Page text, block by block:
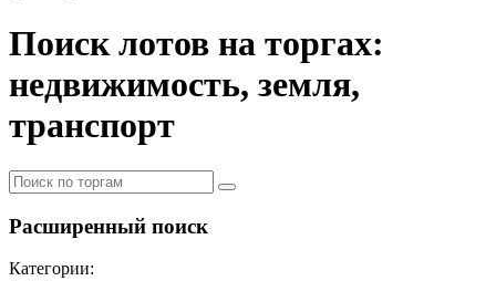
Поиск лотов на торгах:
недвижимость, земля,
транспорт
Расширенный поиск
Категории: